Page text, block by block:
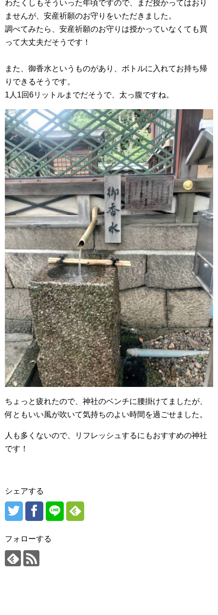
わたくしもそういった年頃ですので、まだ授かってはおり
ませんが、安産祈願のお守りをいただきました。
調べてみたら、安産祈願のお守りは授かっていなくても買
って大丈夫だそうです！
また、御香水というものがあり、ボトルに入れてお持ち帰
りできるそうです。
1人1回6リットルまでだそうで、太っ腹ですね。
ちょっと疲れたので、神社のベンチに腰掛けてましたが、
何ともいい風が吹いて気持ちのよい時間を過ごせました。
人も多くないので、リフレッシュするにもおすすめの神社
です！
シェアする
フォローする